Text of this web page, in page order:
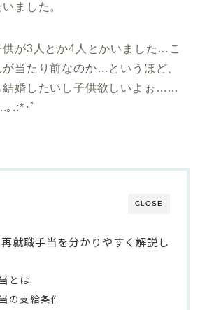
ました。
が3人とか4人とかいました…こ
当たり前なのか…というほど、
婚したいし子供欲しいよぉ……
｡.:*･ﾟ
CLOSE
就職手当を分かりやすく解説し
とは
の支給条件